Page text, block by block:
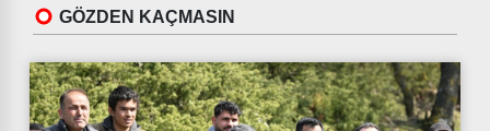
GÖZDEN KAÇMASIN